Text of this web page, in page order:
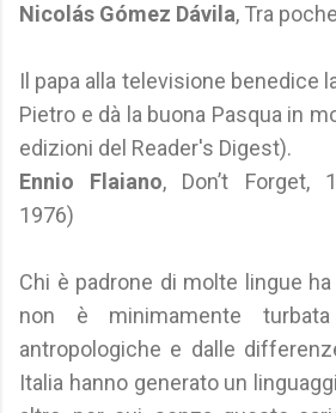
Nicolás Gómez Dávila, Tra
Il papa alla televisione benedice
Pietro e dà la buona Pasqua in
edizioni del Reader's Digest).
Ennio Flaiano, Don’t Forget,
1976)
Chi è padrone di molte lingue
non è minimamente
antropologiche e dalle
Italia hanno generato un